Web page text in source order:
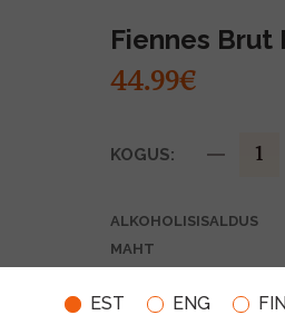
EST ENG
Fiennes Brut
44.99€
KOGUS:
ALKOHOLISISALDUS
MAHT
TOOTE LIIK